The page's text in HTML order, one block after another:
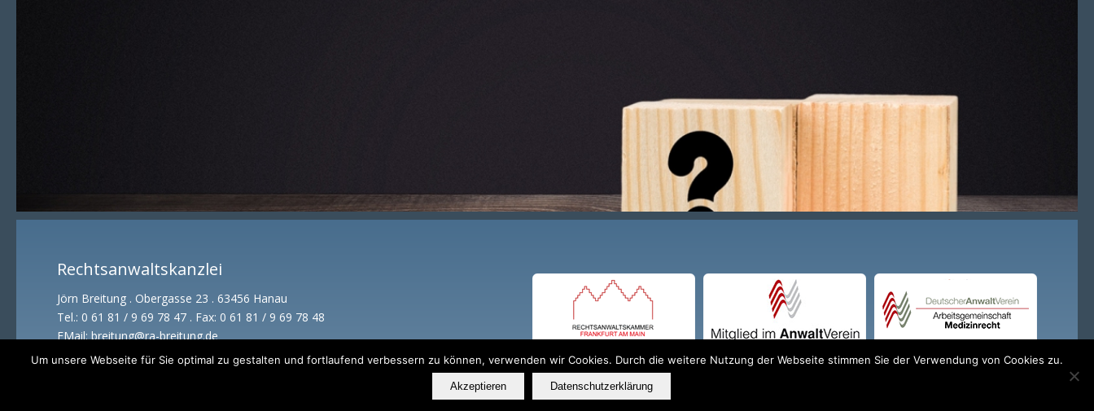
Rechtsanwaltskanzlei
Jörn Breitung . Obergasse 23 . 63456 Hanau
Tel.: 0 61 81 / 9 69 78 47 . Fax: 0 61 81 / 9 69 78 48
EMail:breitung@ra-breitung.de
Um unsere Webseite für Sie optimal zu gestalten und fortlaufend verbessern zu können, verwenden wir Cookies. Durch die weitere Nutzung der Webseite stimmen Sie der Verwendung von Cookies zu.
Akzeptieren Datenschutzerklärung